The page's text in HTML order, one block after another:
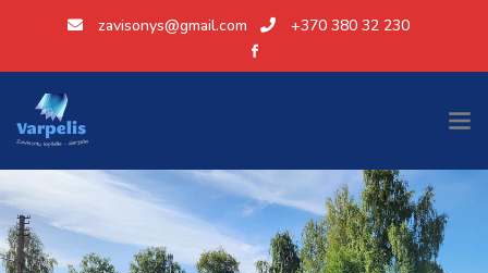
zavisonys@gmail.com +370 380 32 230